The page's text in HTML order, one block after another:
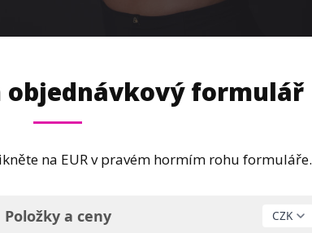
objednávkový formulář
na EUR v pravém hormím rohu formuláře.
Položky a ceny